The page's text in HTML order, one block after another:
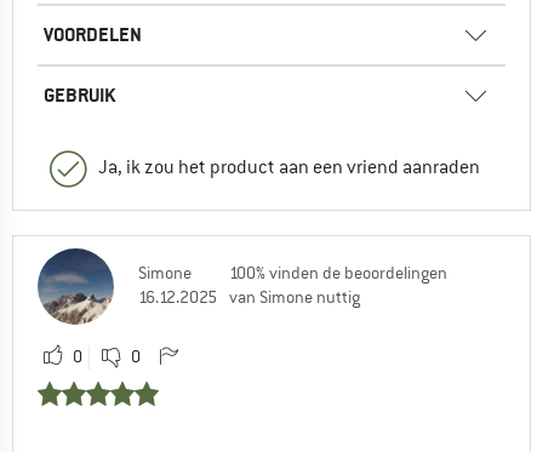
VOORDELEN
GEBRUIK
Ja, ik zou het product aan een vriend aanraden
Simone
16.12.2025
100% vinden de beoordelingen
van Simone nuttig
0 0